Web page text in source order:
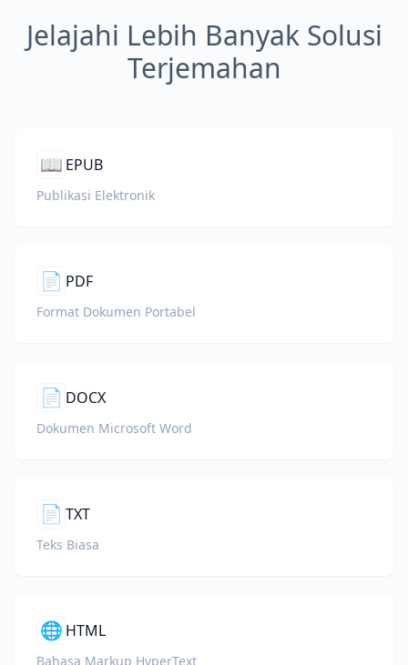
Jelajahi Lebih Banyak Solusi
Terjemahan
📖 EPUB
Publikasi Elektronik
📄 PDF
Format Dokumen Portabel
📄 DOCX
Dokumen Microsoft Word
📄 TXT
Teks Biasa
🌐 HTML
Bahasa Markup HyperText